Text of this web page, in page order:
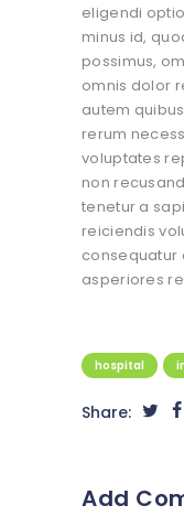
eligendi
minus id,
possimus,
omnis dolor
autem
rerum
voluptates
non
tenetur a
reiciendis
consequatur
asperiores
hospital
Share:
Add